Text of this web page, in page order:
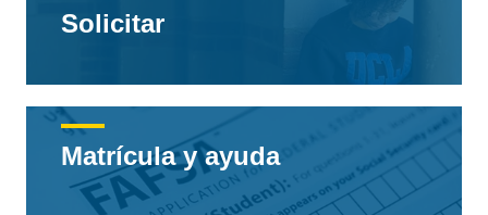
Solicitar
Matrícula y ayuda